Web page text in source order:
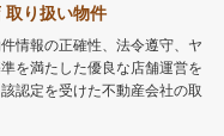
取り扱い物件
情報の正確性、法令遵守、ヤ
を満たした優良な店舗運営を
認定を受けた不動産会社の取